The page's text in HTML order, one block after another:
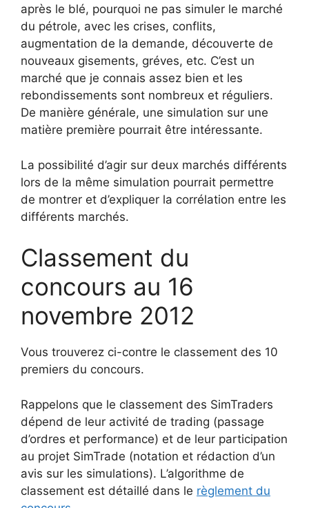
après le blé, pourquoi ne pas simuler le marché
du pétrole, avec les crises, conflits,
augmentation de la demande, découverte de
nouveaux gisements, gréves, etc. C’est un
marché que je connais assez bien et les
rebondissements sont nombreux et réguliers.
De manière générale, une simulation sur une
matière première pourrait être intéressante.
La possibilité d’agir sur deux marchés différents
lors de la même simulation pourrait permettre
de montrer et d’expliquer la corrélation entre les
différents marchés.
Classement du
concours au 16
novembre 2012
Vous trouverez ci-contre le classement des 10
premiers du concours.
Rappelons que le classement des SimTraders
dépend de leur activité de trading (passage
d’ordres et performance) et de leur participation
au projet SimTrade (notation et rédaction d’un
avis sur les simulations). L’algorithme de
classement est détaillé dans le règlement du